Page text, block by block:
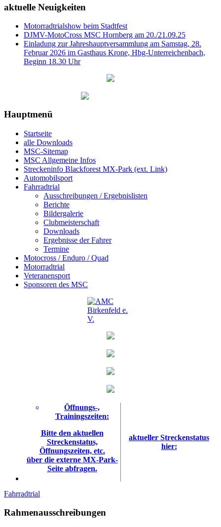
aktuelle Neuigkeiten
Motorradtrialshow beim Stadtfest
DJMV-MotoCross MSC Hornberg am 20./21.09.25
Einladung zur Jahreshauptversammlung am Samstag, 28.
Februar 2026 im Gasthaus Krone, Hbg-Unterreichenbach,
Beginn 18.30 Uhr
Hauptmenü
Startseite
alle Downloads
MSC-Sitemap
MSC Allgemeine Infos
Streckeninfo Blackforest MX-Park (ext. Link)
Automobilsport
Fahrradtrial
Ausschreibungen / Ergebnislisten
Berichte
Bildergalerie
Clubmeisterschaft
Downloads
Ergebnisse der Fahrer
Termine
Motocross / Enduro / Quad
Motorradtrial
Veteranensport
Sponsoren des MSC
Öffnungs-,
Trainingszeiten:
Bitte den aktuellen
Streckenstatus,
Öffnungszeiten, etc.
über die externe MX-Park-
Seite abfragen.
aktueller Streckenstatus
hier:
Fahrradtrial
Rahmenausschreibungen